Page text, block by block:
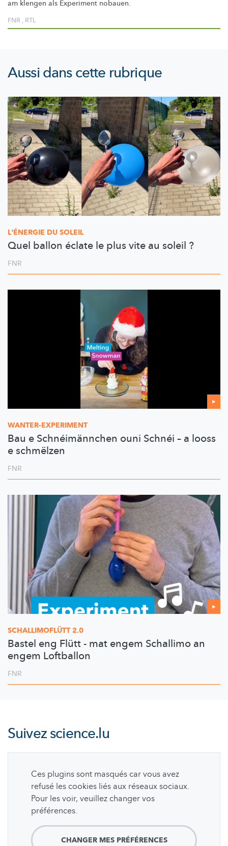
am klengen als Experiment nobauen.
FNR , RTL
Aussi dans cette rubrique
L'ÉNERGIE DU SOLEIL
Quel ballon éclate le plus vite au soleil ?
FNR
WANTER-EXPERIMENT
Bau e Schnéimännchen ouni Schnéi – a looss
e schmëlzen
FNR
SCHALLIMOFLÜTT 2.0
Bastel eng Flütt - mat engem Schallimo an
engem Loftballon
FNR
Suivezscience.lu
Ces plugins sont masqués car vous avez
refusé les cookies liés aux réseaux sociaux.
Pour les voir, veuillez changer vos
préférences.
CHANGER MES PRÉFÉRENCES